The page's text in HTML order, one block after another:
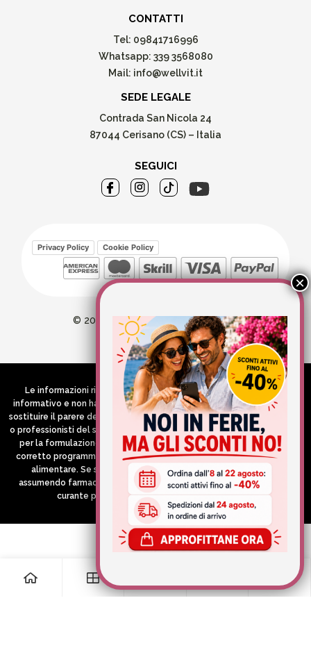
CONTATTI
Tel: 09841716996
Whatsapp: 339 3568080
Mail: info@wellvit.it
SEDE LEGALE
Contrada San Nicola 24
87044 Cerisano (CS) – Italia
SEGUICI
Privacy Policy Cookie Policy
© 2026 Wellvit All Rights Reserved
Credits: Aries comunica
Le informazioni riportate nel Sito hanno esclusivamente scopo
informativo e non hanno in alcun modo né la pretesa né l’obiettivo di
sostituire il parere del medico e/o specialista, di altri operatori sanitari
o professionisti del settore che devono in ogni caso essere contattati
per la formulazione di una diagnosi o l’indicazione di un eventuale
corretto programma terapeutico e/o dietetico e/o di integrazione
alimentare. Se si è in gravidanza, in allattamento o si stanno
assumendo farmaci in terapia cronica, consultare il proprio medico
curante prima di assumere qualsiasi integratore.